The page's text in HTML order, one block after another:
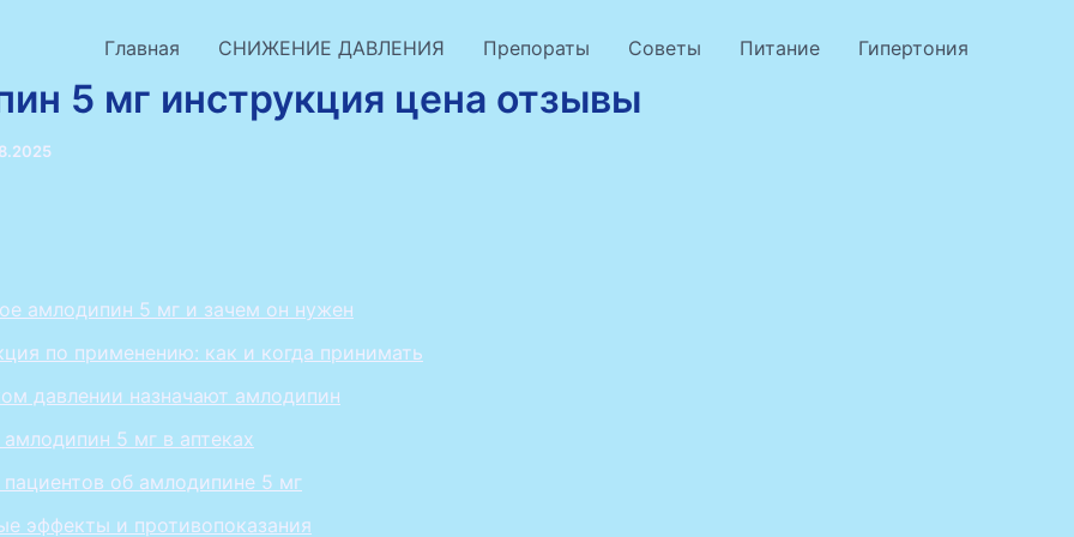
Главная СНИЖЕНИЕ ДАВЛЕНИЯ Препораты Советы Питание Гипертония
5 мг инструкция цена отзывы
амлодипин 5 мг и зачем он нужен
по применению: как и когда принимать
давлении назначают амлодипин
5 мг в аптеках
об амлодипине 5 мг
эффекты и противопоказания